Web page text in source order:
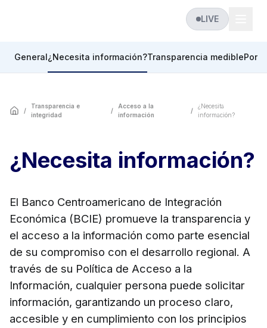
LIVE
General¿Necesita información?Transparencia medible
/
Transparencia e
integridad
/
Acceso a la
información
/
¿Necesita
información?
¿Necesita información?
El Banco Centroamericano de Integración
Económica (BCIE) promueve la transparencia y
el acceso a la información como parte esencial
de su compromiso con el desarrollo regional. A
través de su Política de Acceso a la
Información, cualquier persona puede solicitar
información, garantizando un proceso claro,
accesible y en cumplimiento con los principios